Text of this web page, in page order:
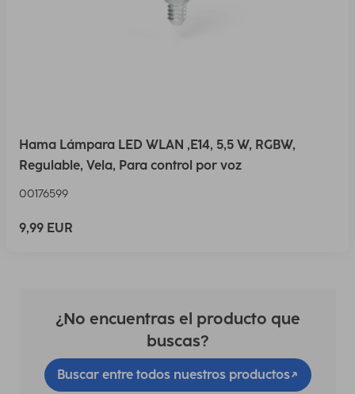
Hama Lámpara LED WLAN ,E14, 5,5 W, RGBW,
Regulable, Vela, Para control por voz
00176599
9,99 EUR
¿No encuentras el producto que
buscas?
Buscar entre todos nuestros productos